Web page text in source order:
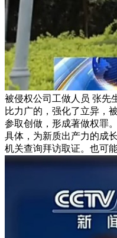
被侵权公司工做人员 张先
比力广的，强化了立异，
参取创做，形成著做权罪
具体，为新质出产力的成
机关查询拜访取证。也可